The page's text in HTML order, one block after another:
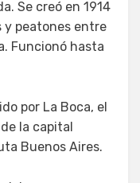
Se creó en 1914
y peatones entre
Funcionó hasta
por La Boca, el
la capital
Buenos Aires.